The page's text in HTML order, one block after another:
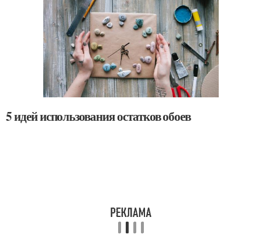
5 идей использования остатков обоев